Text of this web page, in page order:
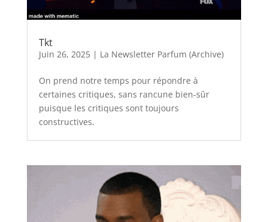
Tkt
Juin 26, 2025| La Newsletter Parfum (Archive)
On prend notre temps pour répondre à
certaines critiques, sans rancune bien-sûr
puisque les critiques sont toujours
constructives.